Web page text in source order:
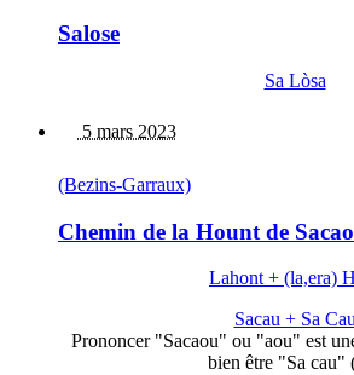
Salose
Sa Lòsa
5 mars 2023
(Bezins-Garraux)
Chemin de la Hount de
Lahont + (la,era)
Sacau + Sa Cau
Prononcer "Sacaou" ou "aou" est
bien être "Sa